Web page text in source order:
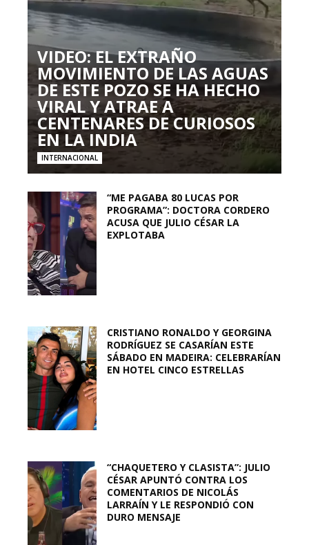
VIDEO: EL EXTRAÑO
MOVIMIENTO DE LAS AGUAS
DE ESTE POZO SE HA HECHO
VIRAL Y ATRAE A
CENTENARES DE CURIOSOS
EN LA INDIA
INTERNACIONAL
“ME PAGABA 80 LUCAS POR
PROGRAMA”: DOCTORA CORDERO
ACUSA QUE JULIO CÉSAR LA
EXPLOTABA
CRISTIANO RONALDO Y GEORGINA
RODRÍGUEZ SE CASARÍAN ESTE
SÁBADO EN MADEIRA: CELEBRARÍAN
EN HOTEL CINCO ESTRELLAS
“CHAQUETERO Y CLASISTA”: JULIO
CÉSAR APUNTÓ CONTRA LOS
COMENTARIOS DE NICOLÁS
LARRAÍN Y LE RESPONDIÓ CON
DURO MENSAJE